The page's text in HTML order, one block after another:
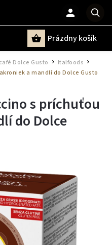
Prázdny košík
Dolce Gusto Italfoods /
a mandlí do Dolce Gusto
s príchuťou
do Dolce